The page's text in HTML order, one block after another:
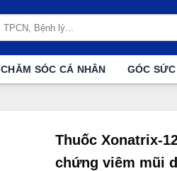
CHĂM SÓC CÁ NHÂN GÓC
Thuốc Xonatrix-
chứng viêm mũi